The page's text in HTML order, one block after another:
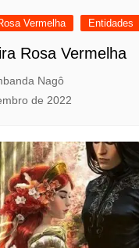
Vermelha Entidades
Rosa Vermelha
Nagô
de 2022